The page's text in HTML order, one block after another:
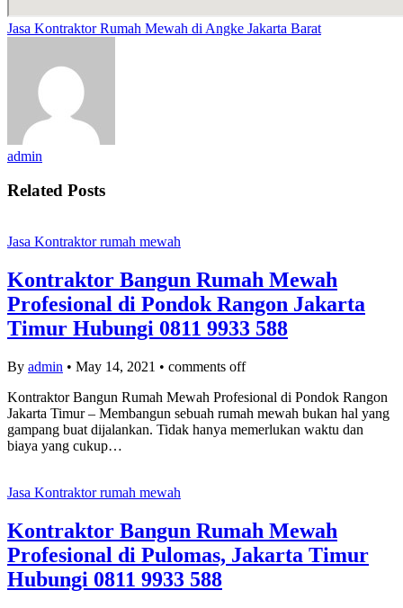
Jasa Kontraktor Rumah Mewah di Angke Jakarta Barat
admin
Related Posts
Jasa Kontraktor rumah mewah
Kontraktor Bangun Rumah Mewah
Profesional di Pondok Rangon Jakarta
Timur Hubungi 0811 9933 588
By admin • May 14, 2021 • comments off
Kontraktor Bangun Rumah Mewah Profesional di Pondok Rangon
Jakarta Timur – Membangun sebuah rumah mewah bukan hal yang
gampang buat dijalankan. Tidak hanya memerlukan waktu dan
biaya yang cukup…
Jasa Kontraktor rumah mewah
Kontraktor Bangun Rumah Mewah
Profesional di Pulomas, Jakarta Timur
Hubungi 0811 9933 588